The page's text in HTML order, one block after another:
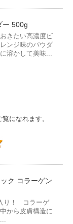
ー 500g
きたい高濃度ビ
ンジ味のパウダ
溶かして美味...
になれます。
ク コラーゲン
り！ コラーゲ
から皮膚構造に